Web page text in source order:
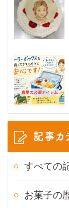
記事カ
すべての
お菓子の